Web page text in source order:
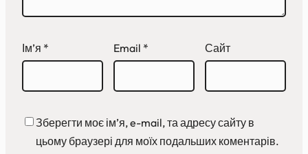
Ім’я * Email * Сайт
Зберегти моє ім’я, e-mail, та адресу сайту в
цьому браузері для моїх подальших коментарів.